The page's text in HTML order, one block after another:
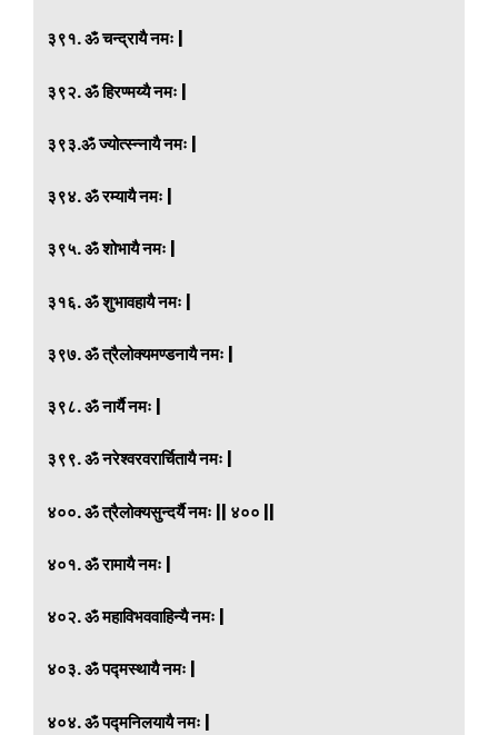
३९१. ॐ चन्द्रायै नमः |
३९२. ॐ हिरण्मय्यै नमः |
३९३.ॐ ज्योत्स्न्नायै नमः |
३९४. ॐ रम्यायै नमः |
३९५. ॐ शोभायै नमः |
३१६. ॐ शुभावहायै नमः |
३९७. ॐ त्रैलोक्यमण्डनायै नमः |
३९८. ॐ नार्यै नमः |
३९९. ॐ नरेश्वरवरार्चितायै नमः |
४००. ॐ त्रैलोक्यसुन्दर्यै नमः || ४०० ||
४०१. ॐ रामायै नमः |
४०२. ॐ महाविभववाहिन्यै नमः |
४०३. ॐ पद्मस्थायै नमः |
४०४. ॐ पद्मनिलयायै नमः |